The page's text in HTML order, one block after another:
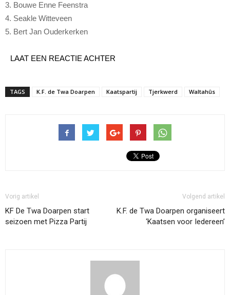
3. Bouwe Enne Feenstra
4. Seakle Witteveen
5. Bert Jan Ouderkerken
LAAT EEN REACTIE ACHTER
TAGS K.F. de Twa Doarpen Kaatspartij Tjerkwerd Waltahûs
Vorig artikel
KF De Twa Doarpen start
seizoen met Pizza Partij
Volgend artikel
K.F. de Twa Doarpen organiseert
‘Kaatsen voor Iedereen’